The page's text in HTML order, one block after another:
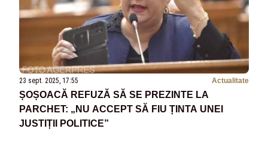
23 sept. 2025, 17:55 Actualitate
ȘOȘOACĂ REFUZĂ SĂ SE PREZINTE LA
PARCHET: „NU ACCEPT SĂ FIU ȚINTA UNEI
JUSTIȚII POLITICE”